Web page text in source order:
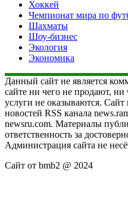
Хоккей
Чемпионат мира по
Шахматы
Шоу-бизнес
Экология
Экономика
Данный сайт не является
сайте ни чего не продают,
услуги не оказываются. Сайт
новостей RSS канала
newsru.com. Материалы
ответственность за
Администрация сайта не
Сайт от bmb2 @ 2024